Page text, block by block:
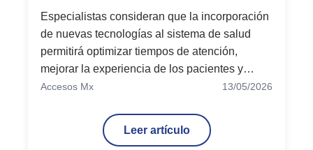
Especialistas consideran que la incorporación
de nuevas tecnologías al sistema de salud
permitirá optimizar tiempos de atención,
mejorar la experiencia de los pacientes y
ampliar el acceso a servicios médicos de
demanda internacional como el que enfrentará
México en 2026.
Accesos Mx 13/05/2026
Leer artículo